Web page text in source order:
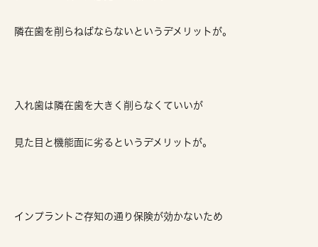
隣在歯を削らねばならないというデメリットが。
入れ歯は隣在歯を大きく削らなくていいが
見た目と機能面に劣るというデメリットが。
インプラントご存知の通り保険が効かないため